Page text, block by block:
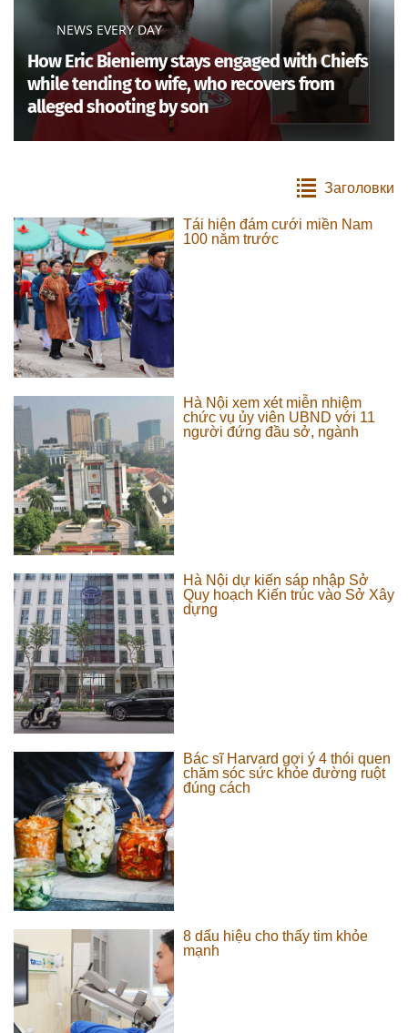
NEWS EVERY DAY
How Eric Bieniemy stays engaged with Chiefs
while tending to wife, who recovers from
alleged shooting by son
Заголовки
Tái hiện đám cưới miền Nam
100 năm trước
Hà Nội xem xét miễn nhiệm
chức vụ ủy viên UBND với 11
người đứng đầu sở, ngành
Hà Nội dự kiến sáp nhập Sở
Quy hoạch Kiến trúc vào Sở Xây
dựng
Bác sĩ Harvard gợi ý 4 thói quen
chăm sóc sức khỏe đường ruột
đúng cách
8 dấu hiệu cho thấy tim khỏe
mạnh